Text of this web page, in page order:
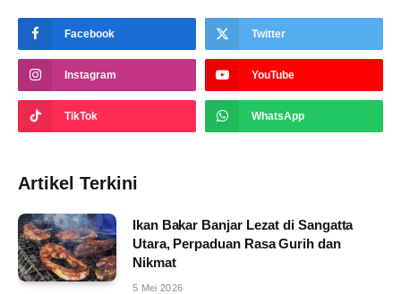
Facebook Twitter
Instagram YouTube
TikTok WhatsApp
Artikel Terkini
Ikan Bakar Banjar Lezat di Sangatta
Utara, Perpaduan Rasa Gurih dan
Nikmat
5 Mei 2026